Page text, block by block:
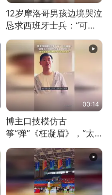
12岁摩洛哥男孩边境哭泣
恳求西班牙士兵：“可不
可以不要把我遣返回国”
00:14
博主口技模仿古
筝“弹”《枉凝眉》，“太
像了～你是吃古筝长大的
吗？”“或将成为首位考级
不带古筝的选手。”（来
源：新华每日电讯）